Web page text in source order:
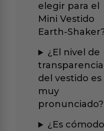
elegir para el
Mini Vestido
Earth-
¿El nivel de
transparencia
del vestido es
muy
pronunciado?
¿Es cómodo